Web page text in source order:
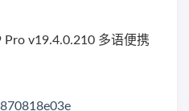
Pro v19.4.0.210 多语便携